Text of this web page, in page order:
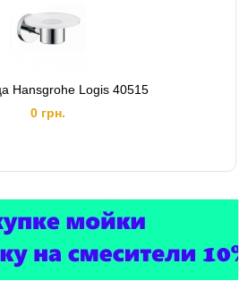
Hansgrohe Logis 40515
0 грн.